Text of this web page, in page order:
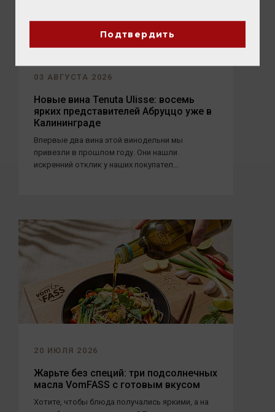
03 АВГУСТА 2026
Новые вина Tenuta Ulisse: восемь
ярких представителей Абруццо уже в
Калининграде
Впервые два вина этой винодельни мы
привезли в прошлом году. Они нашли
искренний отклик у наших покупател...
20 ИЮЛЯ 2026
Жарьте без специй: три подсолнечных
масла VomFASS с готовым вкусом
Хотите, чтобы блюда получались яркими, а на
Подтвердить